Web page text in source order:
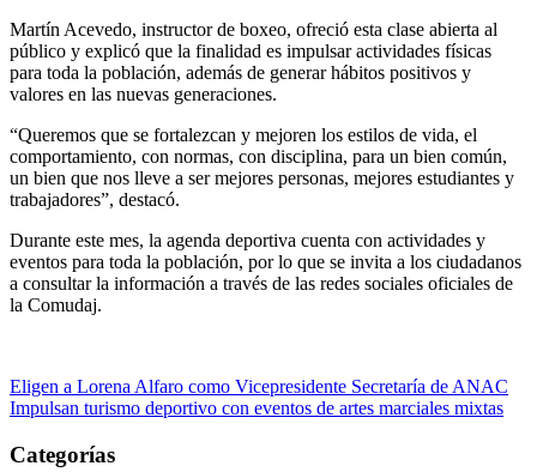
Martín Acevedo, instructor de boxeo, ofreció esta clase abierta al
público y explicó que la finalidad es impulsar actividades físicas
para toda la población, además de generar hábitos positivos y
valores en las nuevas generaciones.
“Queremos que se fortalezcan y mejoren los estilos de vida, el
comportamiento, con normas, con disciplina, para un bien común,
un bien que nos lleve a ser mejores personas, mejores estudiantes y
trabajadores”, destacó.
Durante este mes, la agenda deportiva cuenta con actividades y
eventos para toda la población, por lo que se invita a los ciudadanos
a consultar la información a través de las redes sociales oficiales de
la Comudaj.
Navegación
de
entradas
Eligen a Lorena Alfaro como Vicepresidente Secretaría de ANAC
Impulsan turismo deportivo con eventos de artes marciales mixtas
Categorías